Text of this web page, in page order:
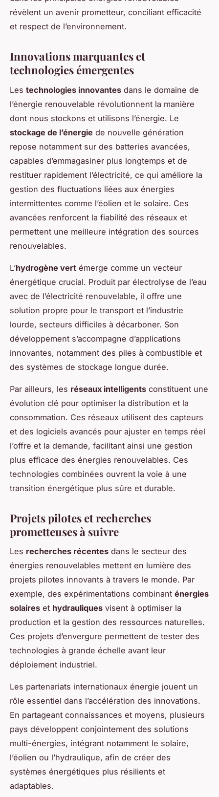
révèlent un avenir prometteur, conciliant efficacité
et respect de l’environnement.
Innovations marquantes et
technologies émergentes
Les technologies innovantes dans le domaine de
l’énergie renouvelable révolutionnent la manière
dont nous stockons et utilisons l’énergie. Le
stockage de l’énergie de nouvelle génération
repose notamment sur des batteries avancées,
capables d’emmagasiner plus longtemps et de
restituer rapidement l’électricité, ce qui améliore la
gestion des fluctuations liées aux énergies
intermittentes comme l’éolien et le solaire. Ces
avancées renforcent la fiabilité des réseaux et
permettent une meilleure intégration des sources
renouvelables.
L’hydrogène vert émerge comme un vecteur
énergétique crucial. Produit par électrolyse de l’eau
avec de l’électricité renouvelable, il offre une
solution propre pour le transport et l’industrie
lourde, secteurs difficiles à décarboner. Son
développement s’accompagne d’applications
innovantes, notamment des piles à combustible et
des systèmes de stockage longue durée.
Par ailleurs, les réseaux intelligents constituent une
évolution clé pour optimiser la distribution et la
consommation. Ces réseaux utilisent des capteurs
et des logiciels avancés pour ajuster en temps réel
l’offre et la demande, facilitant ainsi une gestion
plus efficace des énergies renouvelables. Ces
technologies combinées ouvrent la voie à une
transition énergétique plus sûre et durable.
Projets pilotes et recherches
prometteuses à suivre
Les recherches récentes dans le secteur des
énergies renouvelables mettent en lumière des
projets pilotes innovants à travers le monde. Par
exemple, des expérimentations combinant énergies
solaires et hydrauliques visent à optimiser la
production et la gestion des ressources naturelles.
Ces projets d’envergure permettent de tester des
technologies à grande échelle avant leur
déploiement industriel.
Les partenariats internationaux énergie jouent un
rôle essentiel dans l’accélération des innovations.
En partageant connaissances et moyens, plusieurs
pays développent conjointement des solutions
multi-énergies, intégrant notamment le solaire,
l’éolien ou l’hydraulique, afin de créer des
systèmes énergétiques plus résilients et
adaptables.